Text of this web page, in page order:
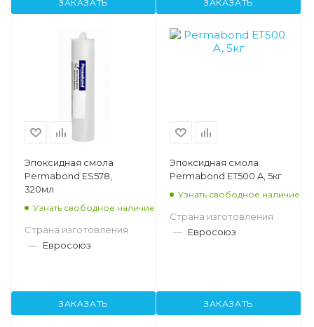
ЗАКАЗАТЬ ЗАКАЗАТЬ
Эпоксидная смола
Permabond ES578,
320мл
Узнать свободное наличие
Страна изготовления
— Евросоюз
ЗАКАЗАТЬ
Эпоксидная смола
Permabond ET500 A, 5кг
Узнать свободное наличие
Страна изготовления
— Евросоюз
ЗАКАЗАТЬ